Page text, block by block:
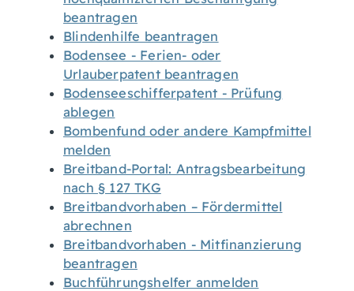
beantragen
Blindenhilfe beantragen
Bodensee - Ferien- oder
Urlauberpatent beantragen
Bodenseeschifferpatent - Prüfung
ablegen
Bombenfund oder andere Kampfmittel
melden
Breitband-Portal: Antragsbearbeitung
nach § 127 TKG
Breitbandvorhaben – Fördermittel
abrechnen
Breitbandvorhaben - Mitfinanzierung
beantragen
Buchführungshelfer anmelden